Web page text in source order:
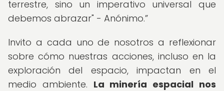
terrestre, sino un imperativo universal que
debemos abrazar" - Anónimo.
Invito a cada uno de nosotros a reflexionar
sobre cómo nuestras acciones, incluso en la
exploración del espacio, impactan en el
medio ambiente. La minería espacial nos